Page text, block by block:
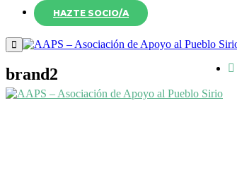
HAZTE SOCIO/A
brand2